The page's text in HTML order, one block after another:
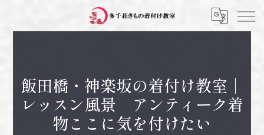
飯田橋・神楽坂の着付け教室｜
レッスン風景 アンティーク着
物ここに気を付けたい